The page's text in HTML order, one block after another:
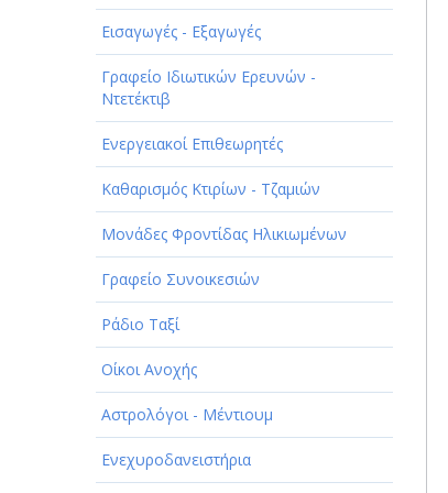
Εισαγωγές - Εξαγωγές
Γραφείο Ιδιωτικών Ερευνών -
Ντετέκτιβ
Ενεργειακοί Επιθεωρητές
Καθαρισμός Κτιρίων - Τζαμιών
Μονάδες Φροντίδας Ηλικιωμένων
Γραφείο Συνοικεσιών
Ράδιο Ταξί
Οίκοι Ανοχής
Αστρολόγοι - Μέντιουμ
Ενεχυροδανειστήρια